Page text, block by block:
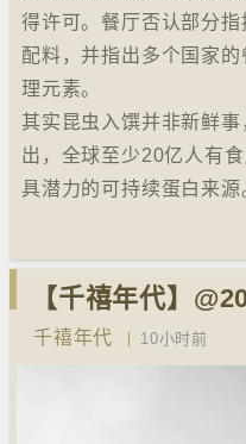
得许可。餐厅否认部分
配料，并指出多个国家
理元素。
其实昆虫入馔并非新鲜
出，全球至少20亿人有
具潜力的可持续蛋白来源
【千禧年代】
千禧年代 10小时前